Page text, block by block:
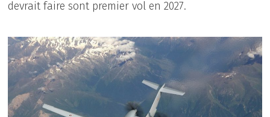
devrait faire sont premier vol en 2027.